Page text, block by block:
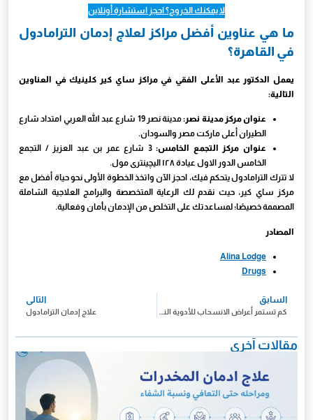
لا يمكنك الخروج؟ احجز استشارة أونلاين
ما هي عناوين أفضل مراكز لعلاج إدمان الترامادول
في القاهرة؟
يعمل الدكتور عبد الأعلى الفقي في مراكز ساي كير كلينيك في العناوين
التالية:
عنوان مركز مدينة نصر:
مدينة نصر 19 شارع عبد الله العربي امتداد شارع
الطيران أعلى ماركت مصر والسودان.
عنوان مركز التجمع الخامس:
3 شارع عمر بن عبد العزيز / التجمع
الخامس الدور الاول عيادة ١٢٨ اليچينترى مول.
لا تترك الترامادول يتحكم فيك، احجز الآن واتخذ الخطوة الأولى نحو حياة أفضل مع
مركز ساي كير، حيث نقدم لك الرعاية المتخصصة والبرامج العلاجية الشاملة
المصممة خصيصًا؛ لمساعدتك على التخلص من الإدمان بأمان وفعالية.
المصادر
Alina Lodge
Drugs
السابق التالي
علاج إدمان الترامادول
مقالات آخرى